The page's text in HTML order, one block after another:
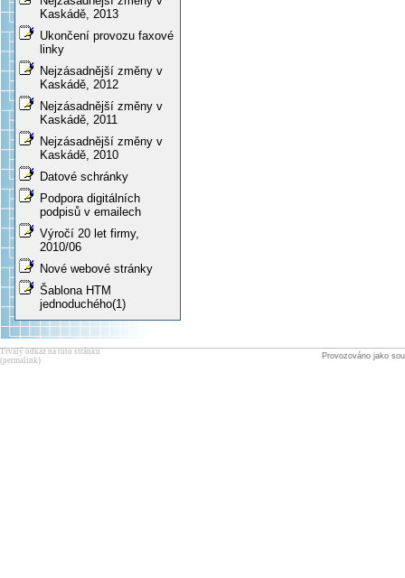
Kaskádě, 2013
Ukončení provozu faxové
linky
Nejzásadnější změny v
Kaskádě, 2012
Nejzásadnější změny v
Kaskádě, 2011
Nejzásadnější změny v
Kaskádě, 2010
Datové schránky
Podpora digitálních
podpisů v emailech
Výročí 20 let firmy,
2010/06
Nové webové stránky
Šablona HTM
jednoduchého(1)
Provozováno jako
Trvalý odkaz na tuto stránku
(permalink)